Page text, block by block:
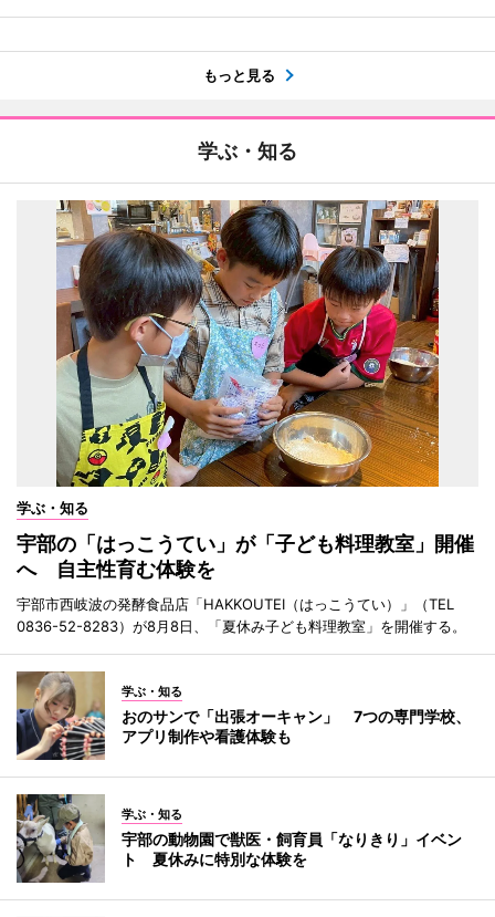
もっと見る
学ぶ・知る
学ぶ・知る
宇部の「はっこうてい」が「子ども料理教室」開催
へ 自主性育む体験を
宇部市西岐波の発酵食品店「HAKKOUTEI（はっこうてい）」（TEL
0836-52-8283）が8月8日、「夏休み子ども料理教室」を開催する。
学ぶ・知る
おのサンで「出張オーキャン」 7つの専門学校、
アプリ制作や看護体験も
学ぶ・知る
宇部の動物園で獣医・飼育員「なりきり」イベン
ト 夏休みに特別な体験を